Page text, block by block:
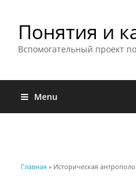
Понятия и
Вспомогательный проект
Menu
Вы здесь
Главная » Историческая